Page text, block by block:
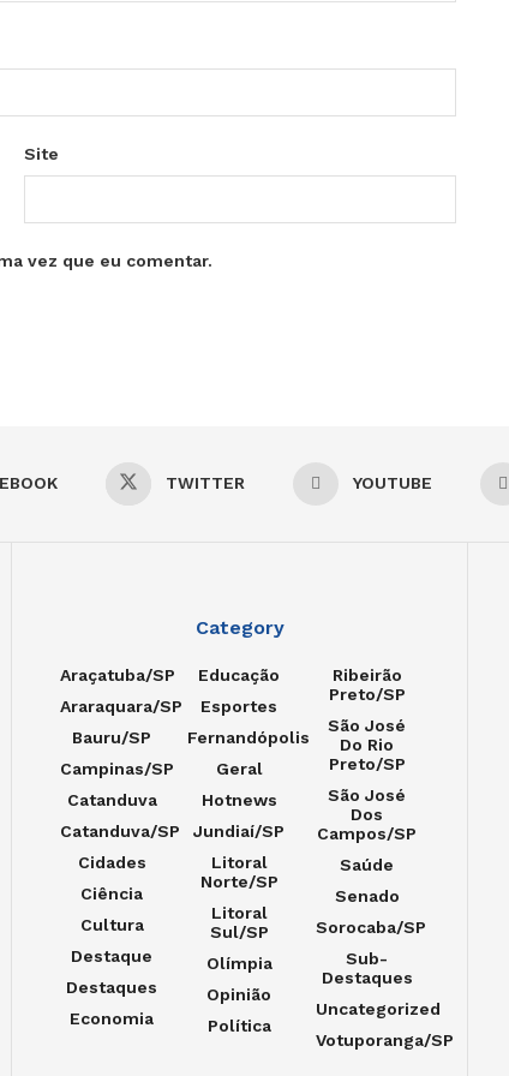
Site
vez que eu comentar.
TWITTER YOUTUBE
Category
Araçatuba/SP
Araraquara/SP
Bauru/SP
Campinas/SP
Catanduva
Catanduva/SP
Cidades
Ciência
Cultura
Destaque
Destaques
Economia
Educação
Esportes
Fernandópolis
Geral
Hotnews
Jundiaí/SP
Litoral
Norte/SP
Litoral
Sul/SP
Olímpia
Opinião
Política
Ribeirão
Preto/SP
São José
Do Rio
Preto/SP
São José
Dos
Campos/SP
Saúde
Senado
Sorocaba/SP
Sub-
Destaques
Uncategorized
Votuporanga/SP